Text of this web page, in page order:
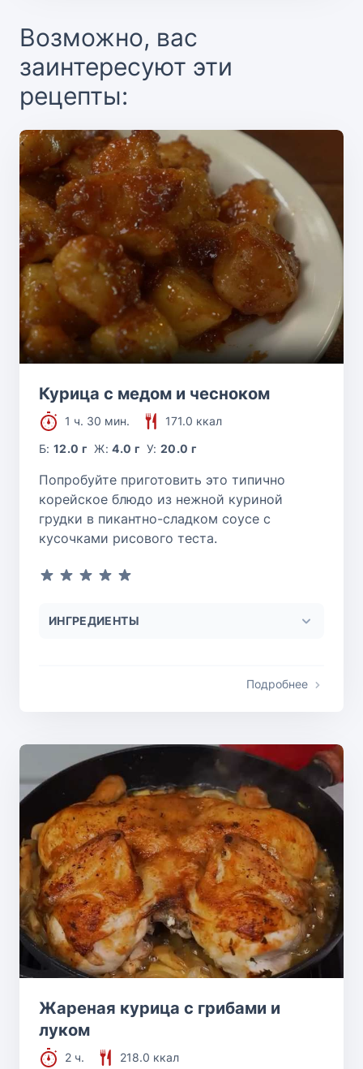
Возможно, вас
заинтересуют эти
рецепты:
Курица с медом и чесноком
1 ч. 30 мин.
171.0 ккал
Б:12.0 г Ж:4.0 г У:20.0 г
Попробуйте приготовить это типично
корейское блюдо из нежной куриной
грудки в пикантно-сладком соусе с
кусочками рисового теста.
ИНГРЕДИЕНТЫ
Подробнее
Жареная курица с грибами и
луком
2 ч.
218.0 ккал